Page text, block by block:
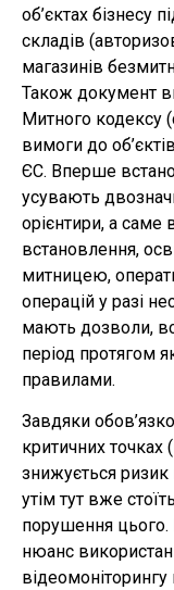
об’єктах бізнесу
складів
магазинів
Також документ
Митного кодексу
вимоги до
ЄС. Вперше
усувають
орієнтири, а саме
встановлення,
митницею,
операцій у разі
мають дозволи,
період протягом
правилами.
Завдяки
критичних точках
знижується ризик
утім тут вже
порушення цього.
нюанс